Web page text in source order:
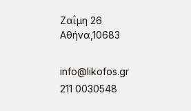
Ζαΐμη 26
Αθήνα,10683
info@likofos.gr
211 0030548